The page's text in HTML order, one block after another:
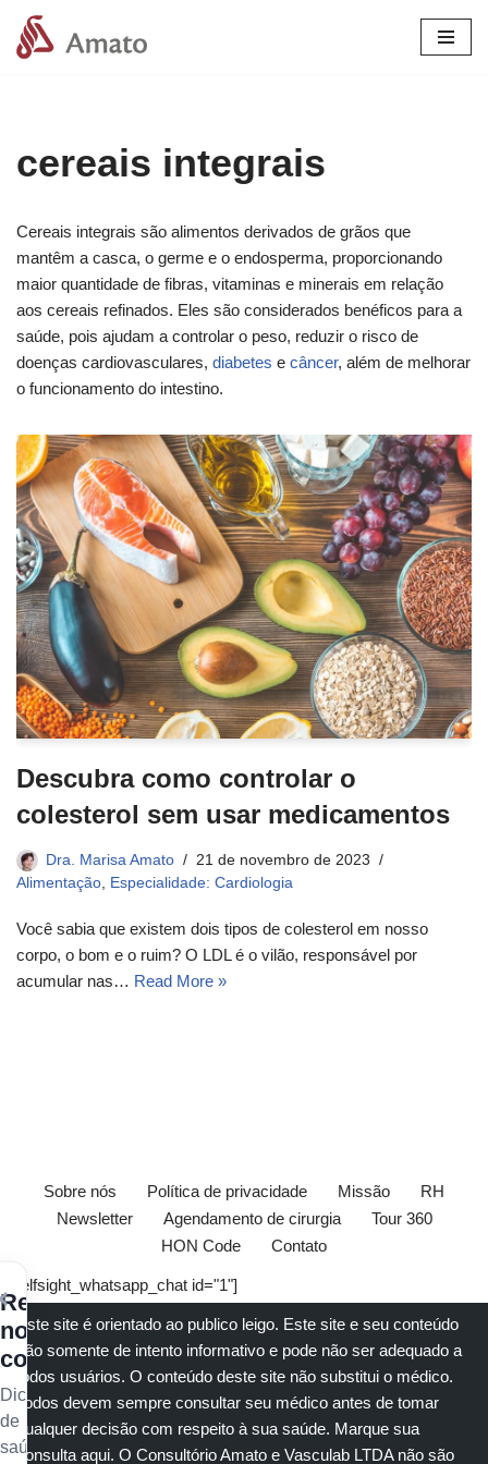
Pular
cereais integrais
Cereais integrais são alimentos derivados de grãos que
mantêm a casca, o germe e o endosperma, proporcionando
maior quantidade de fibras, vitaminas e minerais em relação
aos cereais refinados. Eles são considerados benéficos para a
saúde, pois ajudam a controlar o peso, reduzir o risco de
doenças cardiovasculares, diabetes e câncer, além de melhorar
o funcionamento do intestino.
Descubra como controlar o
colesterol sem usar medicamentos
Dra. Marisa Amato
21 de novembro de 2023
Alimentação
Especialidade: Cardiologia
Você sabia que existem dois tipos de colesterol em nosso
corpo, o bom e o ruim? O LDL é o vilão, responsável por
acumular nas… Read More »
Sobre nós Política de privacidade Missão
RH
Newsletter
Agendamento de cirurgia
Tour 360
HON Code
Contato
[elfsight_whatsapp_chat id="1"]
Este site é orientado ao publico leigo. Este site e seu conteúdo
são somente de intento informativo e pode não ser adequado a
todos usuários. O conteúdo deste site não substitui o médico.
Todos devem sempre consultar seu médico antes de tomar
qualquer decisão com respeito à sua saúde. Marque sua
consulta aqui. O Consultório Amato e Vasculab LTDA não são
Receba
nossos
conteúdos
Dicas
de
saúde